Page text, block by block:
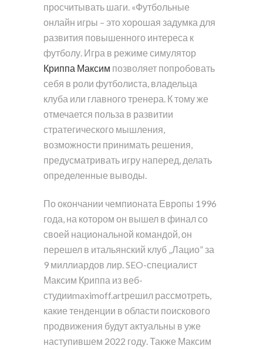
просчитывать шаги. «Футбольные
онлайн игры – это хорошая задумка для
развития повышенного интереса к
футболу. Игра в режиме симулятор
Криппа Максим позволяет попробовать
себя в роли футболиста, владельца
клуба или главного тренера. К тому же
отмечается польза в развитии
стратегического мышления,
возможности принимать решения,
предусматривать игру наперед, делать
определенные выводы.
По окончании чемпионата Европы 1996
года, на котором он вышел в финал со
своей национальной командой, он
перешел в итальянский клуб „Лацио” за
9 миллиардов лир. SEO-специалист
Максим Криппа из веб-
студииmaximoff.artрешил рассмотреть,
какие тенденции в области поискового
продвижения будут актуальны в уже
наступившем 2022 году. Также Максим